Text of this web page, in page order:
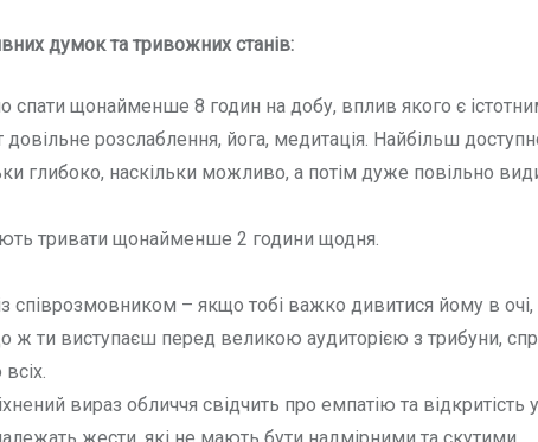
думок та тривожних станів:
щонайменше 8 годин на добу, вплив якого є
розслаблення, йога, медитація. Найбільш
глибоко, наскільки можливо, а потім дуже повільно
тривати щонайменше 2 години щодня.
співрозмовником – якщо тобі важко дивитися йому в
ж ти виступаєш перед великою аудиторією з трибуни,
вираз обличчя свідчить про емпатію та